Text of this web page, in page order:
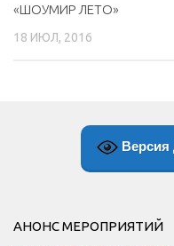
«ШОУМИР ЛЕТО»
18 ИЮЛ, 2016
АНОНС МЕРОПРИЯТИЙ